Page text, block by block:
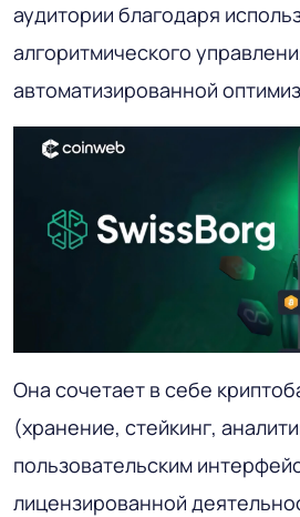
аудитории благодаря
алгоритмического
автоматизированной
Она сочетает в себе
(хранение, стейкинг,
пользовательским
лицензированной